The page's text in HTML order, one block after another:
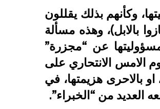
وكأنهم بذلك يقللون
بالابل)، وهذه مسألة
عن “مجزرة”
الامس الانتحاري على
بالاحرى هزيمتها، في
من “الخبراء”.